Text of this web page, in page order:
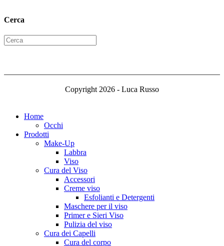
Cerca
Copyright 2026 - Luca Russo
Home
Occhi
Prodotti
Make-Up
Labbra
Viso
Cura del Viso
Accessori
Creme viso
Esfolianti e Detergenti
Maschere per il viso
Primer e Sieri Viso
Pulizia del viso
Cura dei Capelli
Cura del corpo